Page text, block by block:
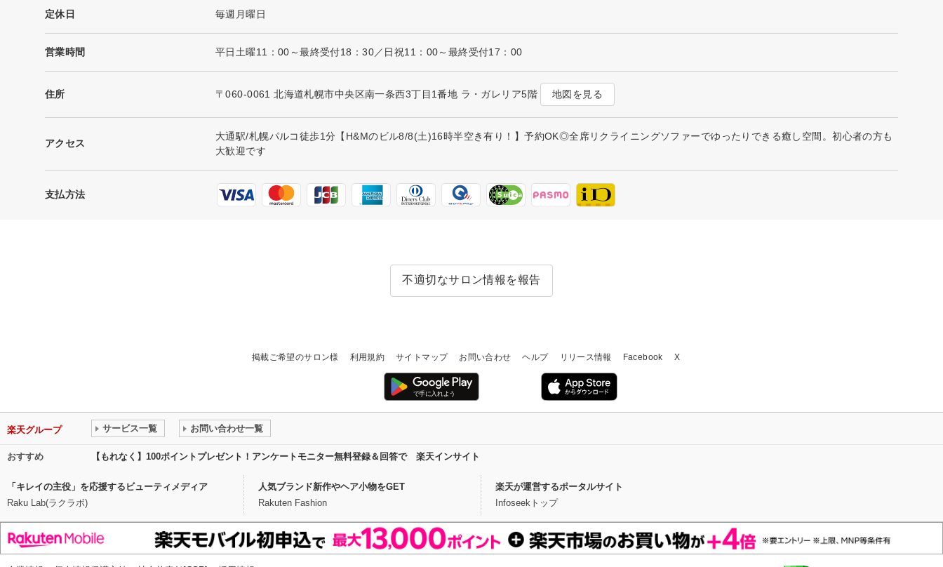
定休日 毎週月曜日
営業時間 平日土曜11：00～最終受付18：30／日祝11：00～最終受付17：00
住所 〒060-0061 北海道札幌市中央区南一条西3丁目1番地 ラ・ガレリア5階 地図を見る
アクセス
大通駅/札幌パルコ徒歩1分【H&Mのビル8/8(土)16時半空き有り！】予約OK◎全席リクライニングソファーでゆったりできる癒し空間。初心者の方も
大歓迎です
支払方法
不適切なサロン情報を報告
掲載ご希望のサロン様 利用規約 サイトマップ お問い合わせ ヘルプ リリース情報 Facebook X
楽天グループ サービス一覧 お問い合わせ一覧
おすすめ 【もれなく】100ポイントプレゼント！アンケートモニター無料登録＆回答で 楽天インサイト
「キレイの主役」を応援するビューティメディア
Raku Lab(ラクラボ)
人気ブランド新作やヘア小物をGET
Rakuten Fashion
楽天が運営するポータルサイト
Infoseekトップ